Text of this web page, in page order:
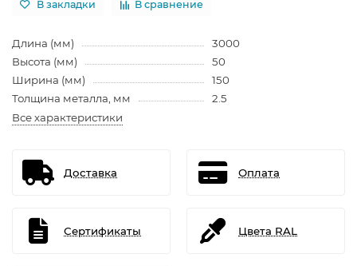
В закладки В сравнение
Длина (мм)
3000
Высота (мм)
50
Ширина (мм)
150
Толщина металла, мм
2.5
Все характеристики
Доставка Оплата
Сертификаты Цвета RAL